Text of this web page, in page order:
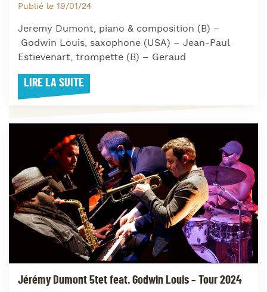
Publié le 19/01/24
Jeremy Dumont, piano & composition (B) –
Godwin Louis, saxophone (USA) – Jean-Paul
Estievenart, trompette (B) – Geraud
LIRE LA SUITE
Jérémy Dumont 5tet feat. Godwin Louis – Tour 2024